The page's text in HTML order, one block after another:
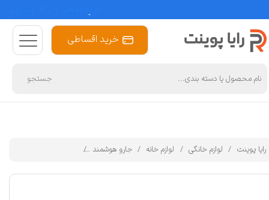
جستجو
خرید اقساطی
رایا پوینت لوازم خانگی لوازم خانه جارو هوشمند